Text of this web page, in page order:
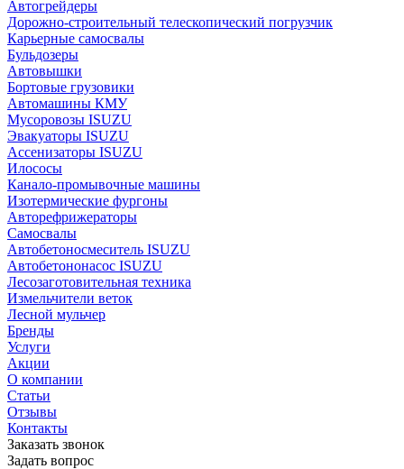
Автогрейдеры
Дорожно-строительный телескопический погрузчик
Карьерные самосвалы
Бульдозеры
Автовышки
Бортовые грузовики
Автомашины КМУ
Мусоровозы ISUZU
Эвакуаторы ISUZU
Ассенизаторы ISUZU
Илососы
Канало-промывочные машины
Изотермические фургоны
Авторефрижераторы
Самосвалы
Автобетоносмеситель ISUZU
Автобетононасос ISUZU
Лесозаготовительная техника
Измельчители веток
Лесной мульчер
Бренды
Услуги
Акции
О компании
Статьи
Отзывы
Контакты
Заказать звонок
Задать вопрос